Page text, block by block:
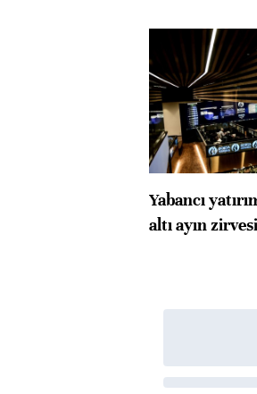
Yabancı
altı ayın